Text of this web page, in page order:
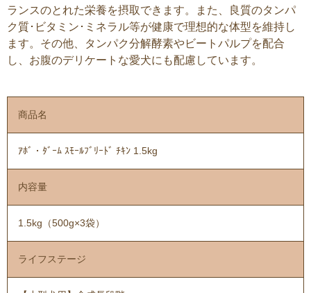
ランスのとれた栄養を摂取できます。また、良質のタンパ
ク質･ビタミン･ミネラル等が健康で理想的な体型を維持し
ます。その他、タンパク分解酵素やビートパルプを配合
し、お腹のデリケートな愛犬にも配慮しています。
商品名
ｱﾎﾞ・ﾀﾞｰﾑ ｽﾓｰﾙﾌﾞﾘｰﾄﾞ ﾁｷﾝ 1.5kg
内容量
1.5kg（500g×3袋）
ライフステージ